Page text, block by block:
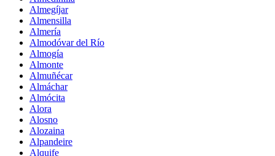
Almegíjar
Almensilla
Almería
Almodóvar del Río
Almogía
Almonte
Almuñécar
Almáchar
Almócita
Alora
Alosno
Alozaina
Alpandeire
Alquife